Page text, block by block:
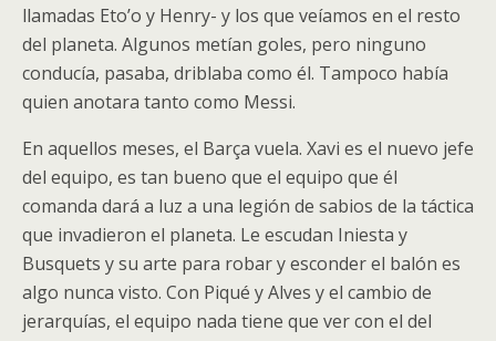
llamadas Eto’o y Henry- y los que veíamos en el resto
del planeta. Algunos metían goles, pero ninguno
conducía, pasaba, driblaba como él. Tampoco había
quien anotara tanto como Messi.
En aquellos meses, el Barça vuela. Xavi es el nuevo jefe
del equipo, es tan bueno que el equipo que él
comanda dará a luz a una legión de sabios de la táctica
que invadieron el planeta. Le escudan Iniesta y
Busquets y su arte para robar y esconder el balón es
algo nunca visto. Con Piqué y Alves y el cambio de
jerarquías, el equipo nada tiene que ver con el del